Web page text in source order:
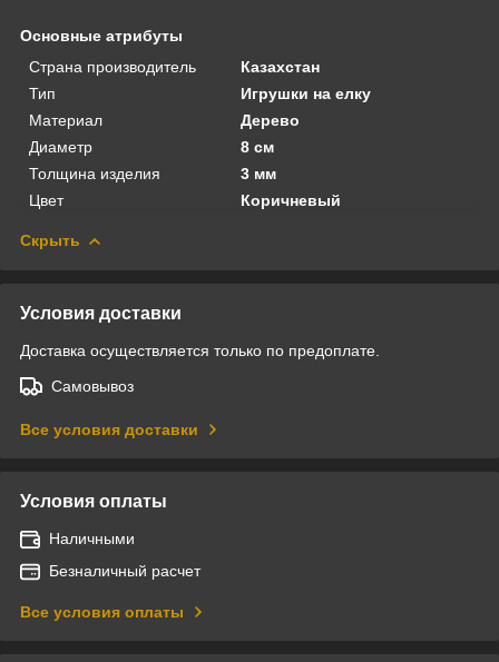
Основные атрибуты
Страна производитель
Казахстан
Тип
Игрушки на елку
Материал
Дерево
Диаметр
8 см
Толщина изделия
3 мм
Цвет
Коричневый
Скрыть
Условия доставки
Доставка осуществляется только по предоплате.
Самовывоз
Все условия доставки
Условия оплаты
Наличными
Безналичный расчет
Все условия оплаты